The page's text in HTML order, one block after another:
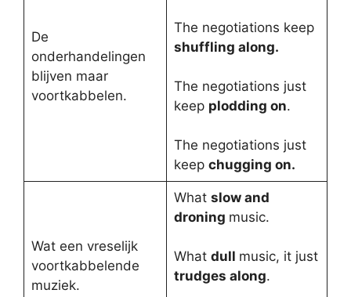
De
onderhandelingen
blijven maar
voortkabbelen.
The negotiations keep
shuffling along.
The negotiations just
keep plodding on.
The negotiations just
keep chugging on.
Wat een vreselijk
voortkabbelende
muziek.
What slow and
droning music.
What dull music, it just
trudges along.